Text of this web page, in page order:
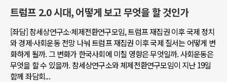
트럼프 2.0 시대, 어떻게 보고 무엇을 할 것인가
[좌담] 참세상연구소·체제전환연구모임, 트럼프 재집권 이후 국제 정치
와 경제·사회운동 전망 나눠 트럼프 재집권 이후 국제 질서는 어떻게 변
화하게 될까. 그 변화가 한국사회에 미칠 영향은 무엇일까. 사회운동은
무엇을 할 수 있을까. 참세상연구소와 체제전환연구모임이 지난 19일
함께 좌담회...